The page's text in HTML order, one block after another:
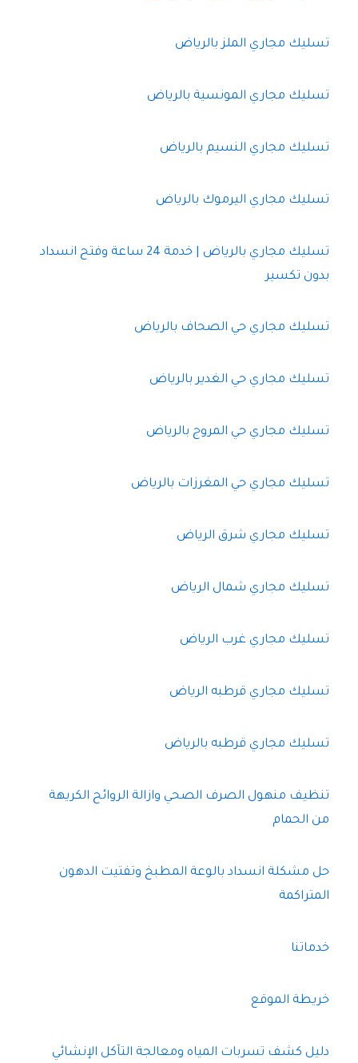
تسليك مجاري الملز بالرياض
تسليك مجاري المونسية بالرياض
تسليك مجاري النسيم بالرياض
تسليك مجاري اليرموك بالرياض
تسليك مجاري بالرياض | خدمة 24 ساعة وفتح انسداد
بدون تكسير
تسليك مجاري حي الصحاف بالرياض
تسليك مجاري حي الغدير بالرياض
تسليك مجاري حي المروج بالرياض
تسليك مجاري حي المغرزات بالرياض
تسليك مجاري شرق الرياض
تسليك مجاري شمال الرياض
تسليك مجاري غرب الرياض
تسليك مجاري قرطبه الرياض
تسليك مجاري قرطبه بالرياض
تنظيف منهول الصرف الصحي وازالة الروائح الكريهة
من الحمام
حل مشكلة انسداد بالوعة المطبخ وتفتيت الدهون
المتراكمة
خدماتنا
خريطة الموقع
دليل كشف تسربات المياه ومعالجة التآكل الإنشائي